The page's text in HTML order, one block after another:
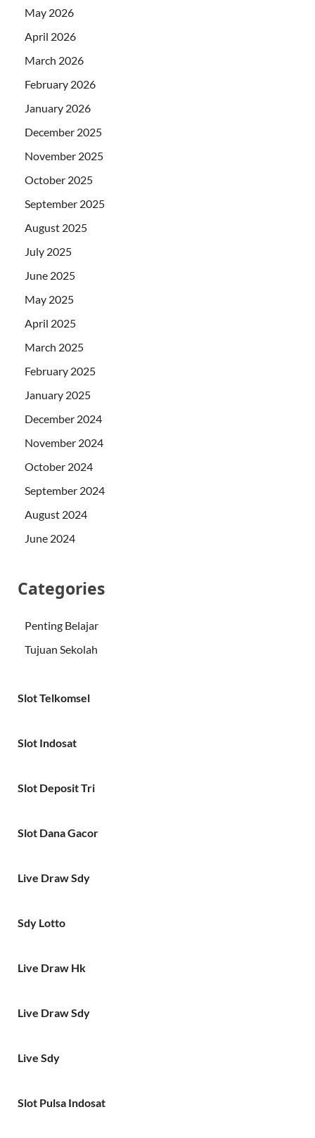
May 2026
April 2026
March 2026
February 2026
January 2026
December 2025
November 2025
October 2025
September 2025
August 2025
July 2025
June 2025
May 2025
April 2025
March 2025
February 2025
January 2025
December 2024
November 2024
October 2024
September 2024
August 2024
June 2024
Categories
Penting Belajar
Tujuan Sekolah
Slot Telkomsel
Slot Indosat
Slot Deposit Tri
Slot Dana Gacor
Live Draw Sdy
Sdy Lotto
Live Draw Hk
Live Draw Sdy
Live Sdy
Slot Pulsa Indosat